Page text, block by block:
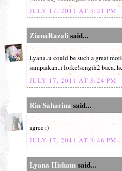
JULY 17, 2011 AT 3:21 PM
ZianaRazalisaid...
Lyana..u could be such a great
sampaikan..i loike!sengih2
JULY 17, 2011 AT 3:24 PM
Rin Saharina said...
agree :)
JULY 17, 2011 AT 3:46 PM
Lyana Hisham said...